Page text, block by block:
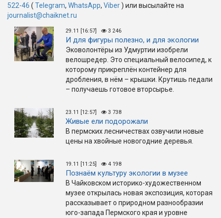
522-46 ( Telegram, WhatsApp, Viber) или высылайте на
journalist@chaiknet.ru
29.11 [16:57] 3 246
И для фигуры полезно, и для экологии
Эковолонтёры из Удмуртии изобрели
велошредер. Это специальный велосипед, к
которому прикреплён контейнер для
дробления, в нём – крышки. Крутишь педали
– получаешь готовое вторсырье.
23.11 [12:57] 3 738
Живые ели подорожали
В пермских лесничествах озвучили новые
цены на хвойные новогодние деревья.
19.11 [11:25] 4 198
Познаём культуру экологии в музее
В Чайковском историко-художественном
музее открылась новая экспозиция, которая
рассказывает о природном разнообразии
юго-запада Пермского края и уровне